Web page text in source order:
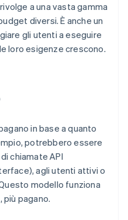
a una vasta gamma
diversi. È anche un
gli utenti a eseguire
loro esigenze crescono.
in base a quanto
potrebbero essere
chiamate API
agli utenti attivi o
modello funziona
più pagano.